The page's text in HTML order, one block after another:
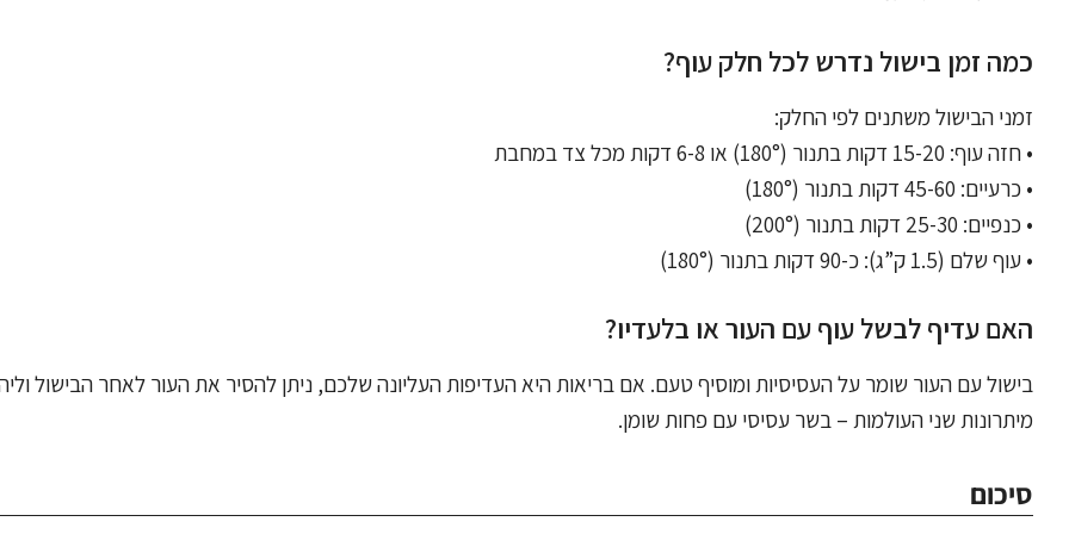
כמה זמן בישול נדרש לכל חלק עוף?
זמני הבישול משתנים לפי החלק:
• חזה עוף: 15-20 דקות בתנור (180°) או 6-8 דקות מכל צד במחבת
• כרעיים: 45-60 דקות בתנור (180°)
• כנפיים: 25-30 דקות בתנור (200°)
• עוף שלם (1.5 ק”ג): כ-90 דקות בתנור (180°)
האם עדיף לבשל עוף עם העור או בלעדיו?
בישול עם העור שומר על העסיסיות ומוסיף טעם. אם בריאות היא העדיפות העליונה שלכם, ניתן להסיר את העור לאחר הבישול
מיתרונות שני העולמות – בשר עסיסי עם פחות שומן.
סיכום